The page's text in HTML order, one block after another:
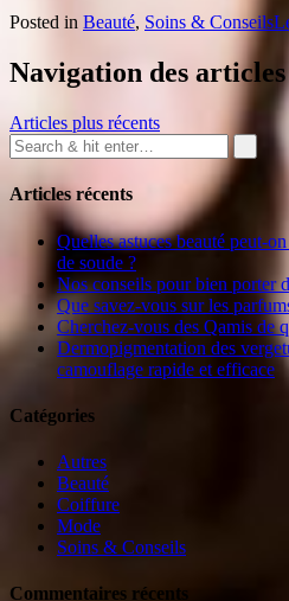
Posted in Beauté, Soins & Conseils
Navigation des articles
Articles plus récents
Articles récents
Quelles astuces beauté peut-
de soude ?
Nos conseils pour bien porter
Que savez-vous sur les
Cherchez-vous des Qamis de
Dermopigmentation des
camouflage rapide et efficace
Catégories
Autres
Beauté
Coiffure
Mode
Soins & Conseils
Commentaires récents